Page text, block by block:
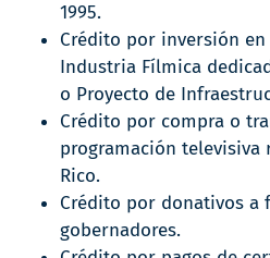
1995.
Crédito por inversión
Industria Fílmica
o Proyecto de
Crédito por compra o
programación televisiva
Rico.
Crédito por donativos a
gobernadores.